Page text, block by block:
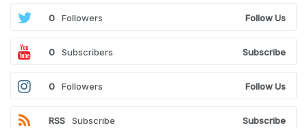
0 Followers Follow Us
0 Subscribers Subscribe
0 Followers Follow Us
RSS Subscribe Subscribe